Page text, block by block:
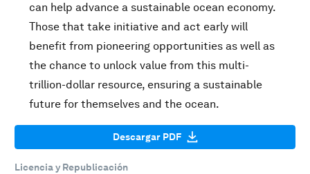
can help advance a sustainable ocean economy.
Those that take initiative and act early will
benefit from pioneering opportunities as well as
the chance to unlock value from this multi-
trillion-dollar resource, ensuring a sustainable
future for themselves and the ocean.
Descargar PDF
Licencia y Republicación